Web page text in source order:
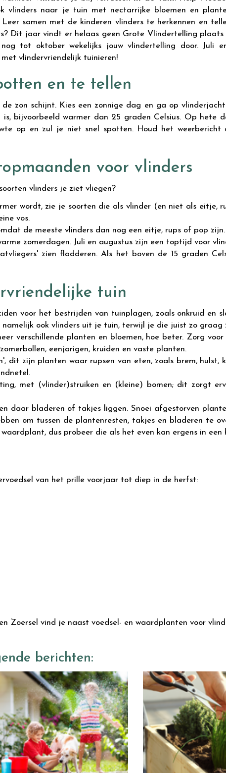
vlinders naar je tuin met nectarrijke bloemen en
samen met de kinderen vlinders te herkennen en
Dit jaar vindt er helaas geen Grote Vlindertelling plaats
tot oktober wekelijks jouw vlindertelling door. Juli
vlindervriendelijk tuinieren!
en te tellen
zon schijnt. Kies een zonnige dag en ga op
bijvoorbeeld warmer dan 25 graden Celsius. Op
op en zul je niet snel spotten. Houd het
voor vlinders
vlinders je ziet vliegen?
wordt, zie je soorten die als vlinder (en niet als eitje,
vos.
de meeste vlinders dan nog een eitje, rups of pop zijn.
zomerdagen. Juli en augustus zijn een toptijd voor
zien fladderen. Als het boven de 15 graden
tuin
voor het bestrijden van tuinplagen, zoals onkruid en
ook vlinders uit je tuin, terwijl je die juist zo graag
verschillende planten en bloemen, hoe beter. Zorg
eenjarigen, kruiden en vaste planten.
dit zijn planten waar rupsen van eten, zoals brem, hulst,
met (vlinder)struiken en (kleine) bomen; dit zorgt
daar bladeren of takjes liggen. Snoei afgestorven
om tussen de plantenresten, takjes en bladeren te
dus probeer die als het even kan ergens in
van het prille voorjaar tot diep in de herfst:
Zoersel vind je naast voedsel- en waardplanten voor
berichten: